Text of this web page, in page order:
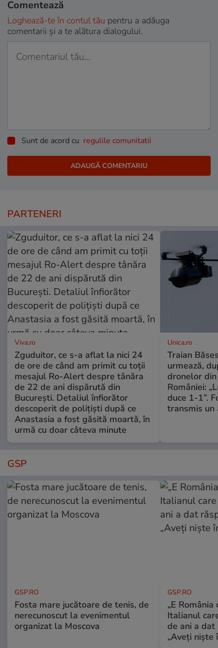
Comentează
Loghează-te în contul tău pentru a adăuga
comentarii și a te alătura dialogului.
Sunt de acord cu regulile comunitatii
PARTENERI
Viva.ro
Zguduitor, ce s-a aflat la nici 24
de ore de când am primit cu toții
mesajul Ro-Alert despre tânăra
de 22 de ani dispărută din
București. Detaliul înfiorător
descoperit de polițiști după ce
Anastasia a fost găsită moartă, în
urmă cu doar câteva minute
Unica.ro
Traian
urmează,
dronelor
României:
duce 1-1”.
transmis un
GSP
GSP.RO
Fosta mare jucătoare de tenis, de
nerecunoscut la evenimentul
organizat la Moscova
GSP.RO
„E
Italianul
de ani a
„Aveți niște